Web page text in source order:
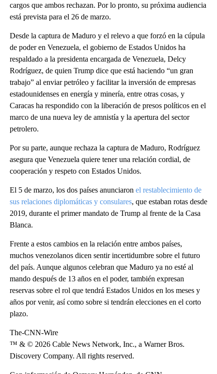
cargos que ambos rechazan. Por lo pronto, su próxima audiencia
está prevista para el 26 de marzo.
Desde la captura de Maduro y el relevo a que forzó en la cúpula
de poder en Venezuela, el gobierno de Estados Unidos ha
respaldado a la presidenta encargada de Venezuela, Delcy
Rodríguez, de quien Trump dice que está haciendo “un gran
trabajo” al enviar petróleo y facilitar la inversión de empresas
estadounidenses en energía y minería, entre otras cosas, y
Caracas ha respondido con la liberación de presos políticos en el
marco de una nueva ley de amnistía y la apertura del sector
petrolero.
Por su parte, aunque rechaza la captura de Maduro, Rodríguez
asegura que Venezuela quiere tener una relación cordial, de
cooperación y respeto con Estados Unidos.
El 5 de marzo, los dos países anunciaron el restablecimiento de
sus relaciones diplomáticas y consulares, que estaban rotas desde
2019, durante el primer mandato de Trump al frente de la Casa
Blanca.
Frente a estos cambios en la relación entre ambos países,
muchos venezolanos dicen sentir incertidumbre sobre el futuro
del país. Aunque algunos celebran que Maduro ya no esté al
mando después de 13 años en el poder, también expresan
reservas sobre el rol que tendrá Estados Unidos en los meses y
años por venir, así como sobre si tendrán elecciones en el corto
plazo.
The-CNN-Wire
™ & © 2026 Cable News Network, Inc., a Warner Bros.
Discovery Company. All rights reserved.